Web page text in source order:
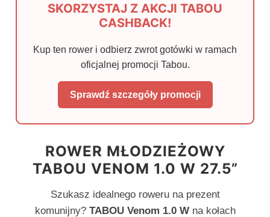
SKORZYSTAJ Z AKCJI TABOU
CASHBACK!
Kup ten rower i odbierz zwrot gotówki w ramach
oficjalnej promocji Tabou.
Sprawdź szczegóły promocji
ROWER MŁODZIEŻOWY
TABOU VENOM 1.0 W 27.5”
Szukasz idealnego roweru na prezent
komunijny? TABOU Venom 1.0 Wna kołach